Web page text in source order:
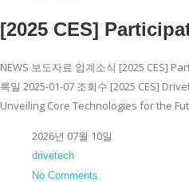
[2025 CES]
NEWS 보도자료 업계소식 [2025 CES]
록일 2025-01-07 조회수 [2025 CES]
Unveiling Core Technologies for the
2026년 07월 10일
drivetech
No Comments